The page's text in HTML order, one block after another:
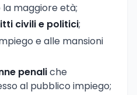
maggiore età;
civili e politici;
e alle mansioni
penaliche
al pubblico impiego;